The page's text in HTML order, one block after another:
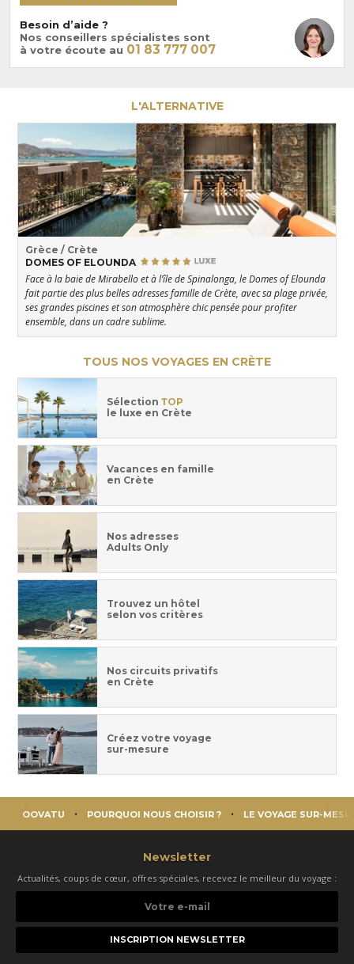
Besoin d’aide ?
Nos conseillers spécialistes sont
à votre écoute au 01 83 777 007
L'ALTERNATIVE
Grèce / Crète
DOMES OF ELOUNDA
Face à la baie de Mirabello et à l’île de Spinalonga, le Domes of Elounda
fait partie des plus belles adresses famille de Crète, avec sa plage privée,
ses grandes piscines et son atmosphère chic pensée pour profiter
ensemble, dans un cadre sublime.
TOUS NOS VOYAGES EN CRÈTE
Sélection TOP
le luxe en Crète
Vacances en famille
en Crète
Nos adresses
Adults Only
Trouvez un hôtel
selon vos critères
Nos circuits privatifs
en Crète
Créez votre voyage
sur-mesure
OOVATU POURQUOI NOUS CHOISIR ? LE VOYAGE SUR-
Newsletter
Actualités, coups de cœur, offres spéciales, recevez le meilleur du voyage :
e-